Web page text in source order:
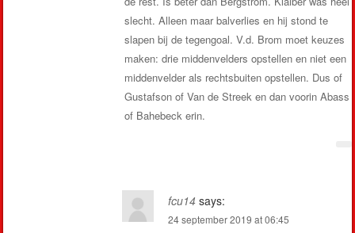
slecht. Alleen maar balverlies en hij stond te
slapen bij de tegengoal. V.d. Brom moet keuzes
maken: drie middenvelders opstellen en niet een
middenvelder als rechtsbuiten opstellen. Dus of
Gustafson of Van de Streek en dan voorin Abass
of Bahebeck erin.
fcu14 says:
24 september 2019 at 06:45